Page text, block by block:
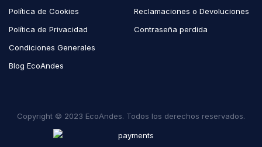
Política de Cookies
Política de Privacidad
Condiciones Generales
Blog EcoAndes
Reclamaciones o Devoluciones
Contraseña perdida
Copyright © 2023 EcoAndes. Todos los derechos reservados.